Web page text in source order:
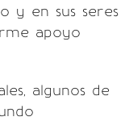
y en sus seres
apoyo
algunos de